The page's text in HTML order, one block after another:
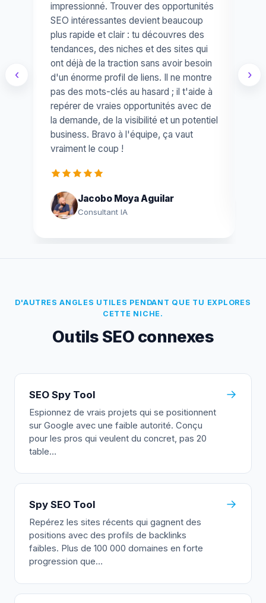
‹
impressionné. Trouver des opportunités
SEO intéressantes devient beaucoup
plus rapide et clair : tu découvres des
tendances, des niches et des sites qui
ont déjà de la traction sans avoir besoin
d'un énorme profil de liens. Il ne montre
pas des mots-clés au hasard ; il t'aide à
repérer de vraies opportunités avec de
la demande, de la visibilité et un potentiel
business. Bravo à l'équipe, ça vaut
vraiment le coup !
Jacobo Moya Aguilar
Consultant IA
›
D'AUTRES ANGLES UTILES PENDANT QUE TU EXPLORES
CETTE NICHE.
Outils SEO connexes
SEO Spy Tool
Espionnez de vrais projets qui se positionnent
sur Google avec une faible autorité. Conçu
pour les pros qui veulent du concret, pas 20
table…
→
Spy SEO Tool
Repérez les sites récents qui gagnent des
positions avec des profils de backlinks
faibles. Plus de 100 000 domaines en forte
progression que…
→